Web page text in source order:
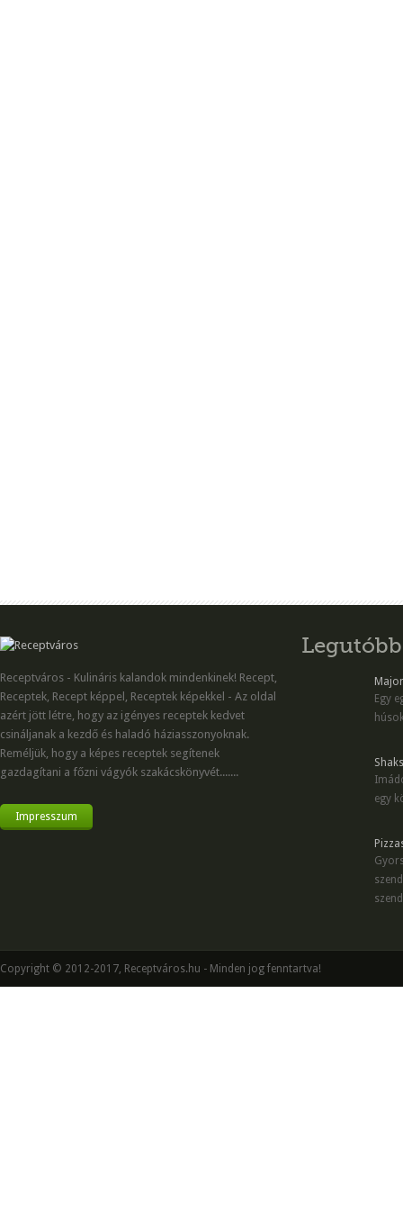
Receptváros - Kulináris kalandok mindenkinek! Recept,
Receptek, Recept képpel, Receptek képekkel - Az oldal
azért jött létre, hogy az igényes receptek kedvet
csináljanak a kezdő és haladó háziasszonyoknak.
Reméljük, hogy a képes receptek segítenek
gazdagítani a főzni vágyók szakácskönyvét.......
Impresszum
Egy
egy
Copyright © 2012-2017, Receptváros.hu - Minden jog fenntartva!